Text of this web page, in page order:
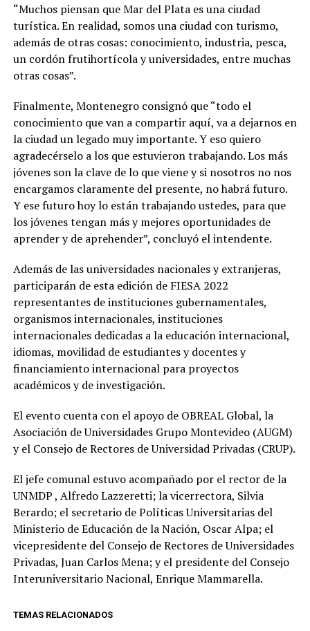
“Muchos piensan que Mar del Plata es una ciudad
turística. En realidad, somos una ciudad con turismo,
además de otras cosas: conocimiento, industria, pesca,
un cordón frutihortícola y universidades, entre muchas
otras cosas”.
Finalmente, Montenegro consignó que “todo el
conocimiento que van a compartir aquí, va a dejarnos en
la ciudad un legado muy importante. Y eso quiero
agradecérselo a los que estuvieron trabajando. Los más
jóvenes son la clave de lo que viene y si nosotros no nos
encargamos claramente del presente, no habrá futuro.
Y ese futuro hoy lo están trabajando ustedes, para que
los jóvenes tengan más y mejores oportunidades de
aprender y de aprehender”, concluyó el intendente.
Además de las universidades nacionales y extranjeras,
participarán de esta edición de FIESA 2022
representantes de instituciones gubernamentales,
organismos internacionales, instituciones
internacionales dedicadas a la educación internacional,
idiomas, movilidad de estudiantes y docentes y
financiamiento internacional para proyectos
académicos y de investigación.
El evento cuenta con el apoyo de OBREAL Global, la
Asociación de Universidades Grupo Montevideo (AUGM)
y el Consejo de Rectores de Universidad Privadas (CRUP).
El jefe comunal estuvo acompañado por el rector de la
UNMDP , Alfredo Lazzeretti; la vicerrectora, Silvia
Berardo; el secretario de Políticas Universitarias del
Ministerio de Educación de la Nación, Oscar Alpa; el
vicepresidente del Consejo de Rectores de Universidades
Privadas, Juan Carlos Mena; y el presidente del Consejo
Interuniversitario Nacional, Enrique Mammarella.
TEMAS RELACIONADOS